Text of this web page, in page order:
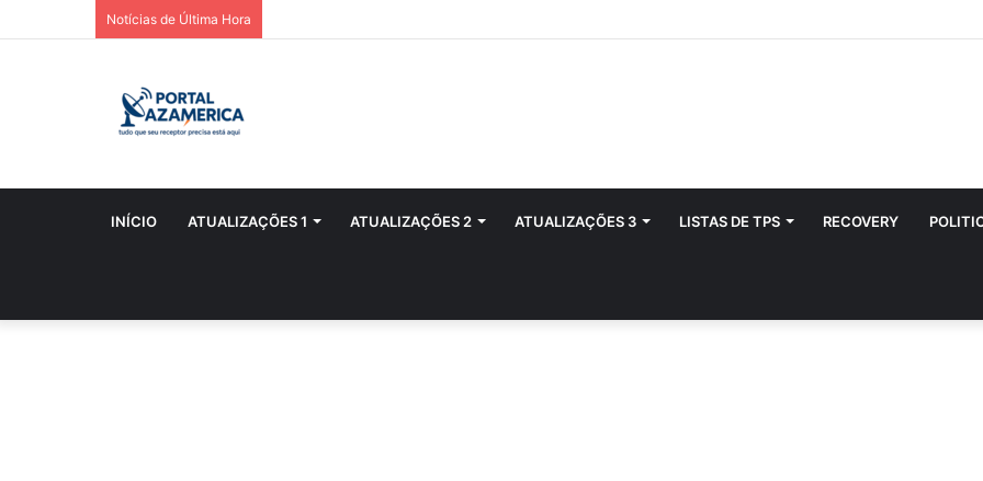
Notícias de Última Hora
INÍCIO ATUALIZAÇÕES 1 ATUALIZAÇÕES 2 ATUALIZAÇÕES 3 LISTAS DE TPS RECOVERY